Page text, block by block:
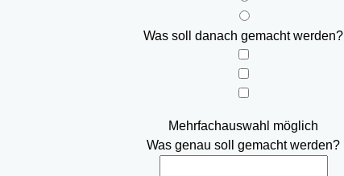
Was soll danach gemacht werden?
Mehrfachauswahl möglich
Was genau soll gemacht werden?